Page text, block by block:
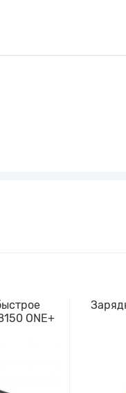
ONE+